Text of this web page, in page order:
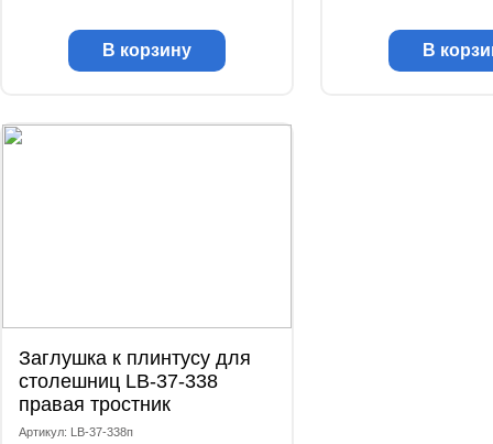
В корзину В
Заглушка к плинтусу для
столешниц LB-37-338
правая тростник
Артикул: LB-37-338п